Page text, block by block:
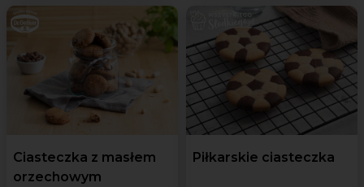
Ciasteczka z masłem
orzechowym
Piłkarskie ciasteczka